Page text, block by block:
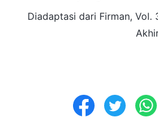
Diadaptasi dari Firman, Vol.